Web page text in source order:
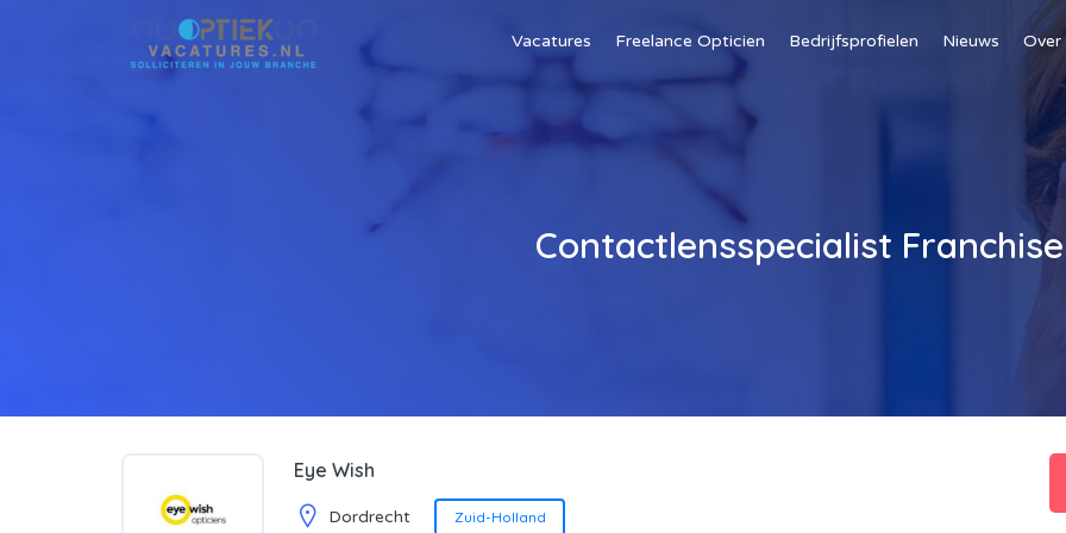
Vacatures Freelance Opticien Bedrijfsprofielen Nieuws Over
Contactlensspecialist Franchise
Eye Wish
Dordrecht Zuid-Holland